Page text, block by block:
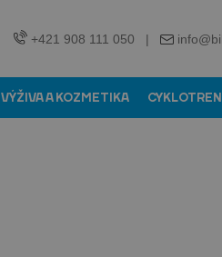
+421 908 111 050 |
VÝŽIVA A KOZMETIKA